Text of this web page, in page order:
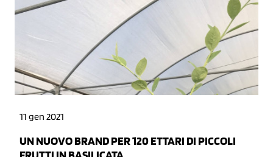
11 gen 2021
UN NUOVO BRAND PER 120 ETTARI DI PICCOLI